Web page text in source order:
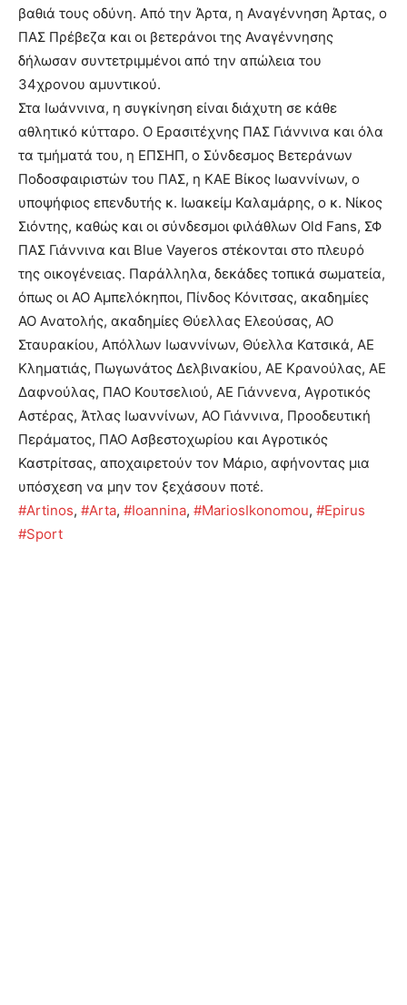
βαθιά τους οδύνη. Από την Άρτα, η Αναγέννηση Άρτας, ο
ΠΑΣ Πρέβεζα και οι βετεράνοι της Αναγέννησης
δήλωσαν συντετριμμένοι από την απώλεια του
34χρονου αμυντικού.
Στα Ιωάννινα, η συγκίνηση είναι διάχυτη σε κάθε
αθλητικό κύτταρο. Ο Ερασιτέχνης ΠΑΣ Γιάννινα και όλα
τα τμήματά του, η ΕΠΣΗΠ, ο Σύνδεσμος Βετεράνων
Ποδοσφαιριστών του ΠΑΣ, η ΚΑΕ Βίκος Ιωαννίνων, ο
υποψήφιος επενδυτής κ. Ιωακείμ Καλαμάρης, ο κ. Νίκος
Σιόντης, καθώς και οι σύνδεσμοι φιλάθλων Old Fans, ΣΦ
ΠΑΣ Γιάννινα και Blue Vayeros στέκονται στο πλευρό
της οικογένειας. Παράλληλα, δεκάδες τοπικά σωματεία,
όπως οι ΑΟ Αμπελόκηποι, Πίνδος Κόνιτσας, ακαδημίες
ΑΟ Ανατολής, ακαδημίες Θύελλας Ελεούσας, ΑΟ
Σταυρακίου, Απόλλων Ιωαννίνων, Θύελλα Κατσικά, ΑΕ
Κληματιάς, Πωγωνάτος Δελβινακίου, ΑΕ Κρανούλας, ΑΕ
Δαφνούλας, ΠΑΟ Κουτσελιού, ΑΕ Γιάννενα, Αγροτικός
Αστέρας, Άτλας Ιωαννίνων, ΑΟ Γιάννινα, Προοδευτική
Περάματος, ΠΑΟ Ασβεστοχωρίου και Αγροτικός
Καστρίτσας, αποχαιρετούν τον Μάριο, αφήνοντας μια
υπόσχεση να μην τον ξεχάσουν ποτέ.
#Artinos, #Arta, #Ioannina, #MariosIkonomou, #Epirus
#Sport